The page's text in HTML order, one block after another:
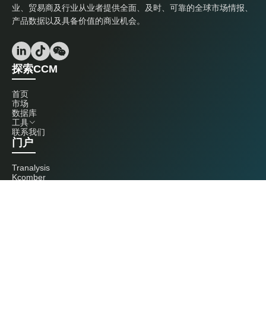
业、贸易商及行业从业者提供全面、及时、可靠的全球市场情报、
产品数据以及具备价值的商业机会。
探索CCM
首页
市场
数据库
工具
联系我们
门户
Tranalysis
Kcomber